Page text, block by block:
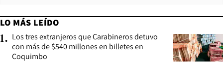
LO MÁS LEÍDO
1. Los tres extranjeros que Carabineros detuvo
con más de $540 millones en billetes en
Coquimbo